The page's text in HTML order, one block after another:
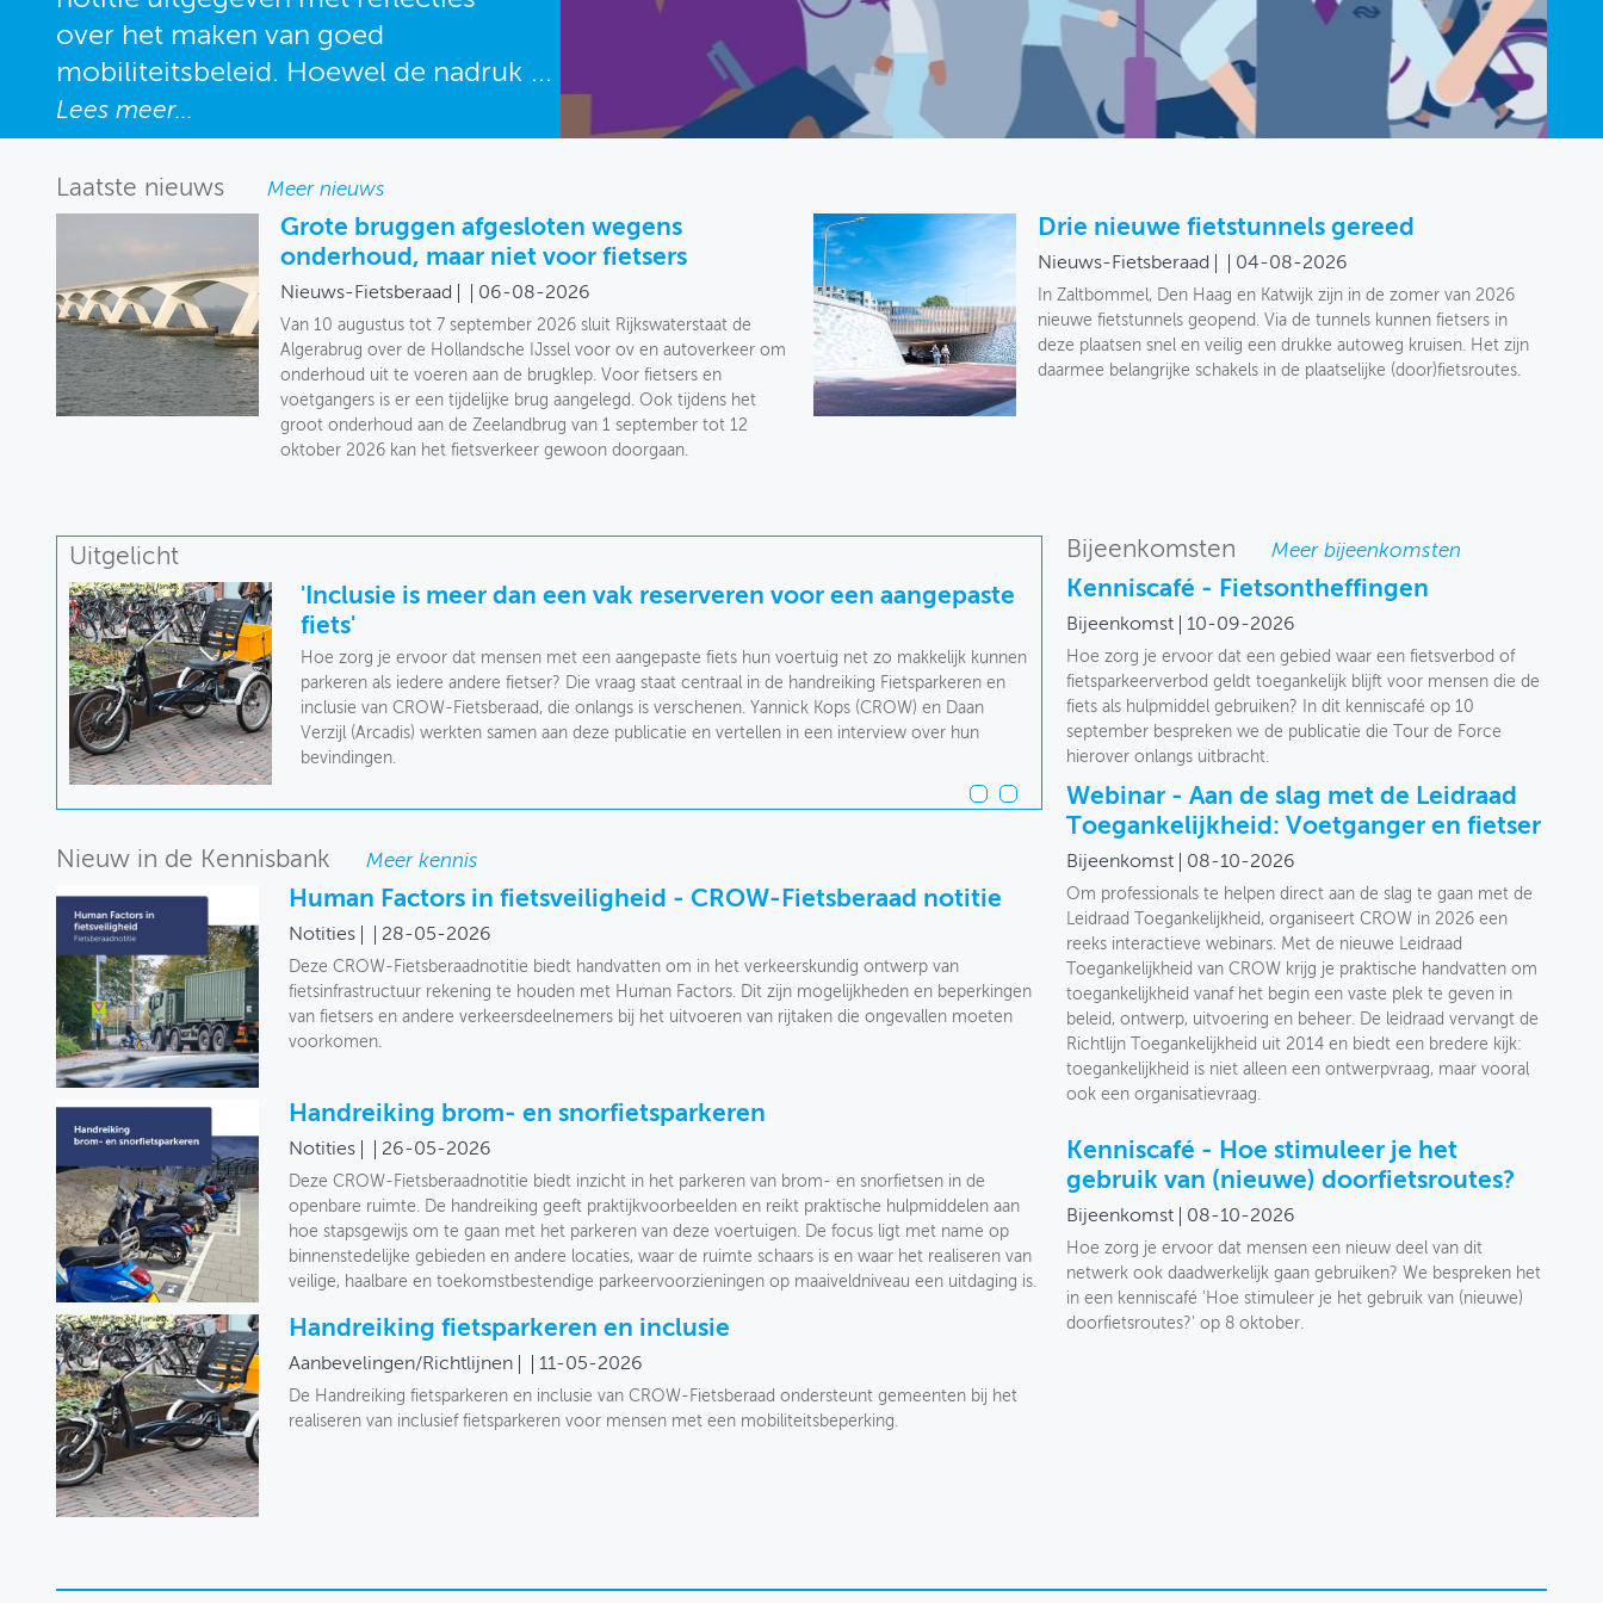
MIJN PROFIEL
over het maken van goed
mobiliteitsbeleid. Hoewel de nadruk
in de notitie ligt op mobiliteitsbeleid
binnen IenW, kunnen de reflecties
ook interessant zijn voor
beleidsvorming bij andere
departementen of overheden.
Lees meer...
Laatste nieuws Meer nieuws
Grote bruggen afgesloten wegens
onderhoud, maar niet voor fietsers
Nieuws-Fietsberaad 06-08-2026
Van 10 augustus tot 7 september 2026 sluit Rijkswaterstaat de
Algerabrug over de Hollandsche IJssel voor ov en autoverkeer om
onderhoud uit te voeren aan de brugklep. Voor fietsers en
voetgangers is er een tijdelijke brug aangelegd. Ook tijdens het
groot onderhoud aan de Zeelandbrug van 1 september tot 12
oktober 2026 kan het fietsverkeer gewoon doorgaan.
Drie nieuwe fietstunnels gereed
Nieuws-Fietsberaad 04-08-2026
In Zaltbommel, Den Haag en Katwijk zijn in de zomer van 2026
nieuwe fietstunnels geopend. Via de tunnels kunnen fietsers in
deze plaatsen snel en veilig een drukke autoweg kruisen. Het zijn
daarmee belangrijke schakels in de plaatselijke (door)fietsroutes.
Uitgelicht
'Inclusie is meer dan een vak reserveren voor een aangepaste
fiets'
Hoe zorg je ervoor dat mensen met een aangepaste fiets hun voertuig net zo makkelijk kunnen
parkeren als iedere andere fietser? Die vraag staat centraal in de handreiking Fietsparkeren en
inclusie van CROW-Fietsberaad, die onlangs is verschenen. Yannick Kops (CROW) en Daan
Verzijl (Arcadis) werkten samen aan deze publicatie en vertellen in een interview over hun
bevindingen.
Nieuw in de Kennisbank Meer kennis
Human Factors in fietsveiligheid - CROW-Fietsberaad notitie
Notities 28-05-2026
Deze CROW-Fietsberaadnotitie biedt handvatten om in het verkeerskundig ontwerp van
fietsinfrastructuur rekening te houden met Human Factors. Dit zijn mogelijkheden en beperkingen
van fietsers en andere verkeersdeelnemers bij het uitvoeren van rijtaken die ongevallen moeten
voorkomen.
Handreiking brom- en snorfietsparkeren
Notities 26-05-2026
Deze CROW-Fietsberaadnotitie biedt inzicht in het parkeren van brom- en snorfietsen in de
openbare ruimte. De handreiking geeft praktijkvoorbeelden en reikt praktische hulpmiddelen aan
hoe stapsgewijs om te gaan met het parkeren van deze voertuigen. De focus ligt met name op
binnenstedelijke gebieden en andere locaties, waar de ruimte schaars is en waar het realiseren van
veilige, haalbare en toekomstbestendige parkeervoorzieningen op maaiveldniveau een uitdaging is.
Handreiking fietsparkeren en inclusie
Aanbevelingen/Richtlijnen 11-05-2026
De Handreiking fietsparkeren en inclusie van CROW-Fietsberaad ondersteunt gemeenten bij het
realiseren van inclusief fietsparkeren voor mensen met een mobiliteitsbeperking.
Bijeenkomsten Meer bijeenkomsten
Kenniscafé - Fietsontheffingen
Bijeenkomst 10-09-2026
Hoe zorg je ervoor dat een gebied waar een fietsverbod of
fietsparkeerverbod geldt toegankelijk blijft voor mensen die de
fiets als hulpmiddel gebruiken? In dit kenniscafé op 10
september bespreken we de publicatie die Tour de Force
hierover onlangs uitbracht.
Webinar - Aan de slag met de Leidraad
Toegankelijkheid: Voetganger en fietser
Bijeenkomst 08-10-2026
Om professionals te helpen direct aan de slag te gaan met de
Leidraad Toegankelijkheid, organiseert CROW in 2026 een
reeks interactieve webinars. Met de nieuwe Leidraad
Toegankelijkheid van CROW krijg je praktische handvatten om
toegankelijkheid vanaf het begin een vaste plek te geven in
beleid, ontwerp, uitvoering en beheer. De leidraad vervangt de
Richtlijn Toegankelijkheid uit 2014 en biedt een bredere kijk:
toegankelijkheid is niet alleen een ontwerpvraag, maar vooral
ook een organisatievraag.
Kenniscafé - Hoe stimuleer je het
gebruik van (nieuwe) doorfietsroutes?
Bijeenkomst 08-10-2026
Hoe zorg je ervoor dat mensen een nieuw deel van dit
netwerk ook daadwerkelijk gaan gebruiken? We bespreken het
in een kenniscafé 'Hoe stimuleer je het gebruik van (nieuwe)
doorfietsroutes?' op 8 oktober.